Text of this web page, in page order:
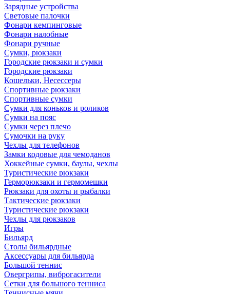
Зарядные устройства
Световые палочки
Фонари кемпинговые
Фонари налобные
Фонари ручные
Сумки, рюкзаки
Городские рюкзаки и сумки
Городские рюкзаки
Кошельки, Несессеры
Спортивные рюкзаки
Спортивные сумки
Сумки для коньков и роликов
Сумки на пояс
Сумки через плечо
Сумочки на руку
Чехлы для телефонов
Замки кодовые для чемоданов
Хоккейные сумки, баулы, чехлы
Туристические рюкзаки
Герморюкзаки и гермомешки
Рюкзаки для охоты и рыбалки
Тактические рюкзаки
Туристические рюкзаки
Чехлы для рюкзаков
Игры
Бильярд
Столы бильярдные
Аксессуары для бильярда
Большой теннис
Овергрипы, виброгасители
Сетки для большого тенниса